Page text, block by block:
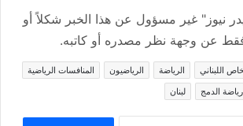
نيوز" غير مسؤول عن هذا الخبر شكلاً أو
عن وجهة نظر مصدره أو كاتبه.
اللبناني الرياضة الرياضيون
المنافسات الرياضية
رياضة الدمج لبنان